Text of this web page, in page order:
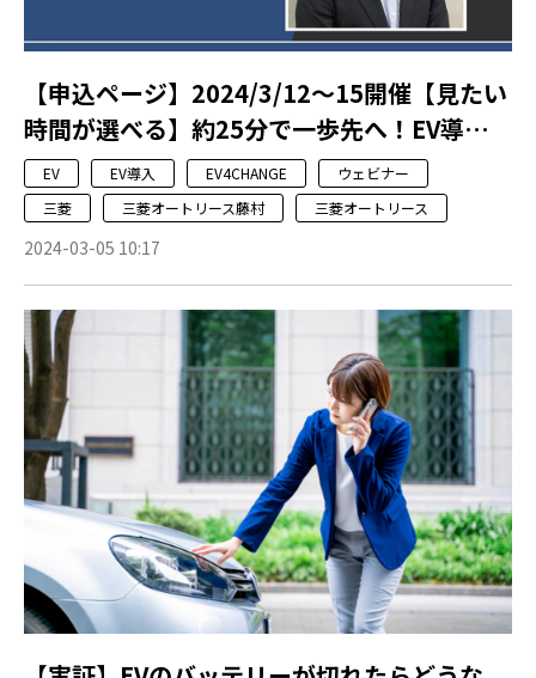
【申込ページ】2024/3/12～15開催【見たい
時間が選べる】約25分で一歩先へ！EV導入ま
るわかりショートウェビナーのご案内
EV EV導入 EV4CHANGE
ウェビナー
三菱
三菱オートリース藤村 三菱オートリース
2024-03-05 10:17